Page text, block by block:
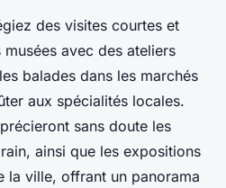
des visites courtes et
avec des ateliers
balades dans les marchés
aux spécialités locales.
sans doute les
ainsi que les expositions
ville, offrant un panorama